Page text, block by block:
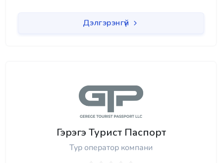
Дэлгэрэнгүй
Гэрэгэ Турист Паспорт
Тур оператор компани